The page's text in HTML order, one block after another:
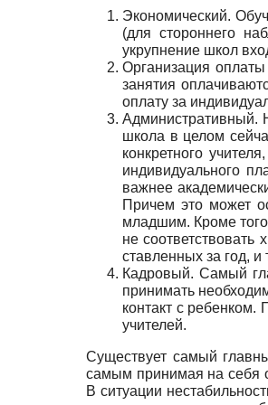
Экономический.
(для сторон­него
укрупнение школ
Организация
заня­тия
оплату за
Административный.
шко­ла в целом
конкретного
индивидуального
важнее
Причем это может
младшим. Кроме
не
ставленных за год,
Кадровый. Самый
прини­мать
контакт с
учителей.
Существует самый
самым принимая на себя
В ситуации